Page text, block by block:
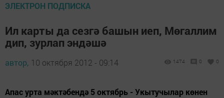
ЭЛЕКТРОН ПОДПИСКА
Ил карты да сезгә башын иеп, Мөгаллим
дип, зурлап эндәшә
автор, 10 октября 2012 - 09:14 1474 0 0
Апас урта мәктәбендә 5 октябрь - Укытучылар көнен